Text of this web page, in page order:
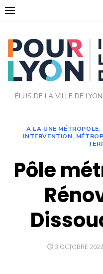
Skip
ÉLUS DE LA VILLE DE
A LA UNE MÉTROPOLE,
INTERVENTION,
Pôle
POSTED
3 OCTOBRE 2022